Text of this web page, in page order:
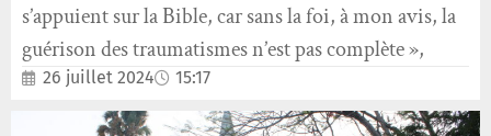
s’appuient sur la Bible, car sans la foi, à mon avis, la
guérison des traumatismes n’est pas complète »,
26 juillet 2024 15:17